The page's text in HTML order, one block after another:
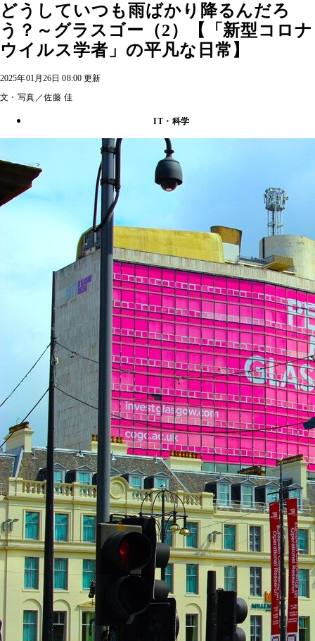
どうしていつも雨ばかり降るんだろ
う？～グラスゴー（2）【「新型コロナ
ウイルス学者」の平凡な日常】
2025年01月26日 08:00 更新
文・写真／佐藤 佳
IT・科学